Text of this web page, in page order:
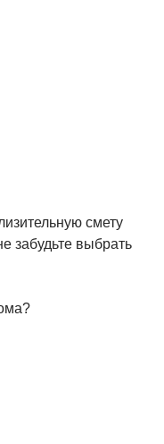
смету
забудьте выбрать